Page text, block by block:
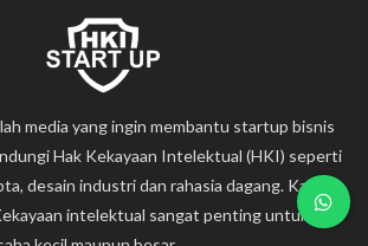
media yang ingin membantu startup bisnis
Hak Kekayaan Intelektual (HKI) seperti
desain industri dan rahasia dagang. Karena
intelektual sangat penting untuk